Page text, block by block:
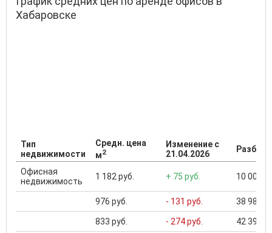
Хабаровске
Тип
недвижимости
Средн. цена
м2
Изменение с
21.04.2026
Офисная
недвижимость
1 182 руб. + 75 руб. 10 000
976 руб. - 131 руб. 38 983
833 руб. - 274 руб. 42 395